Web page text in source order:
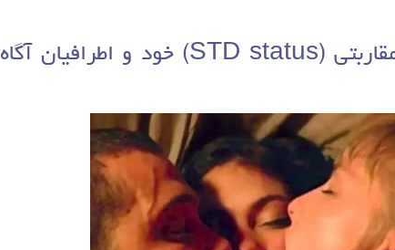
سیزده) همیشه از وضعیت بیماری‌های مقاربتی (STD status) خود و اطرافیان آگاه